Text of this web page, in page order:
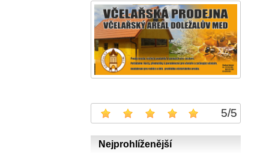
5/5
Nejprohlíženější